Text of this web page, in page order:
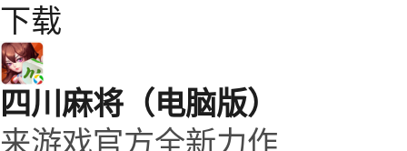
下载
四川麻将（电脑版）
来游戏官方全新力作